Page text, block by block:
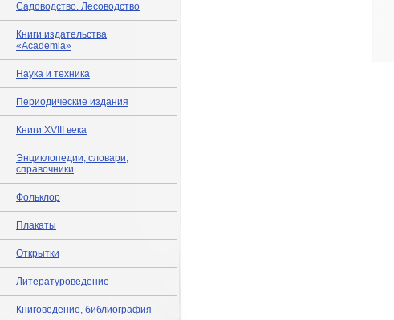
Садоводство. Лесоводство
Книги издательства
«Academia»
Наука и техника
Периодические издания
Книги XVIII века
Энциклопедии, словари,
справочники
Фольклор
Плакаты
Открытки
Литературоведение
Книговедение, библиография